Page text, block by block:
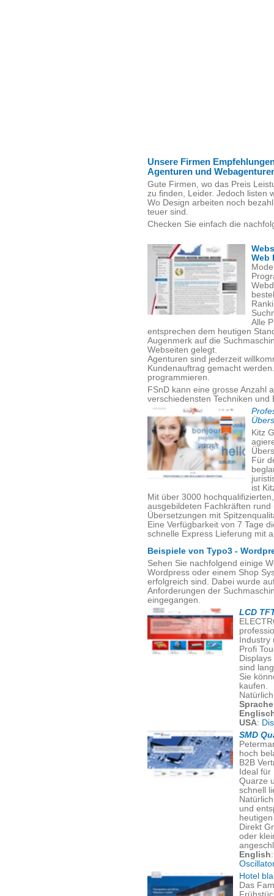
Unsere Firmen
Agenturen und
Gute Firmen, wo das Preis
zu finden, Leider. Jedoch listen
Wo Design arbeiten noch
teuer sind.
Checken Sie einfach die
Web
Alle
entsprechen dem heutigen
Augenmerk auf die
Webseiten gelegt.
Agenturen sind jederzeit
Kundenauftrag gemacht
programmieren.
FSnD kann eine grosse Anzahl
verschiedensten Techniken und
Kitz
Für
ist
Mit über 3000
ausgebildeten Fachkräften
Übersetzungen mit
Eine Verfügbarkeit von 7 Tage
schnelle Express Lieferung mit
Beispiele von Typo3 -
Sehen Sie nachfolgend einige
Wordpress oder einem Shop
erfolgreich sind. Dabei wurde
Anforderungen der
eingegangen.
LCD
Profi
sind
Sie
kaufen.
USA:
SMD
hoch
B2B
Ideal
Quarze
schnell
und
Direkt
oder
English
Hotel
Das